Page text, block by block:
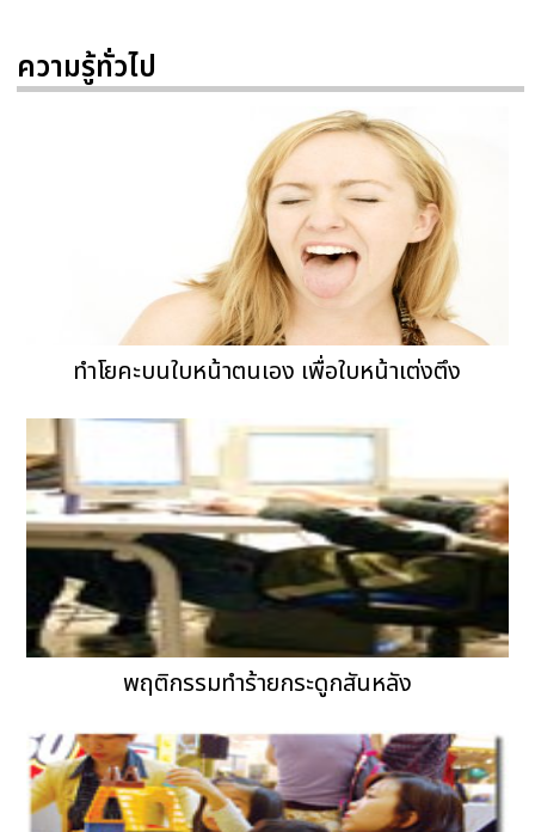
ความรู้ทั่วไป
ทำโยคะบนใบหน้าตนเอง เพื่อใบหน้าเต่งตึง
พฤติกรรมทำร้ายกระดูกสันหลัง